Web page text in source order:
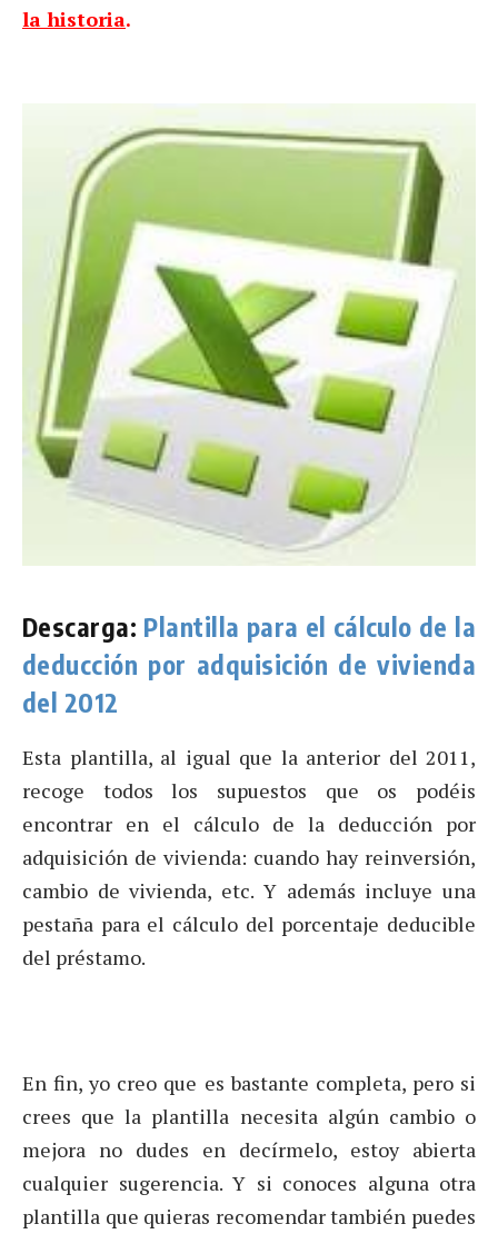
la historia.
Descarga: Plantilla para el cálculo de la
deducción por adquisición de vivienda
del 2012
Esta plantilla, al igual que la anterior del 2011,
recoge todos los supuestos que os podéis
encontrar en el cálculo de la deducción por
adquisición de vivienda: cuando hay reinversión,
cambio de vivienda, etc. Y además incluye una
pestaña para el cálculo del porcentaje deducible
del préstamo.
En fin, yo creo que es bastante completa, pero si
crees que la plantilla necesita algún cambio o
mejora no dudes en decírmelo, estoy abierta
cualquier sugerencia. Y si conoces alguna otra
plantilla que quieras recomendar también puedes